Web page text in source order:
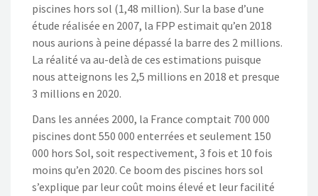
piscines hors sol (1,48 million). Sur la base d’une
étude réalisée en 2007, la FPP estimait qu’en 2018
nous aurions à peine dépassé la barre des 2 millions.
La réalité va au-delà de ces estimations puisque
nous atteignons les 2,5 millions en 2018 et presque
3 millions en 2020.
Dans les années 2000, la France comptait 700 000
piscines dont 550 000 enterrées et seulement 150
000 hors Sol, soit respectivement, 3 fois et 10 fois
moins qu’en 2020. Ce boom des piscines hors sol
s’explique par leur coût moins élevé et leur facilité